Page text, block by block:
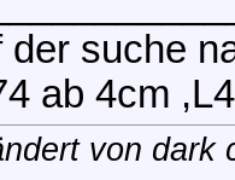
der suche
ab 4cm
von dark